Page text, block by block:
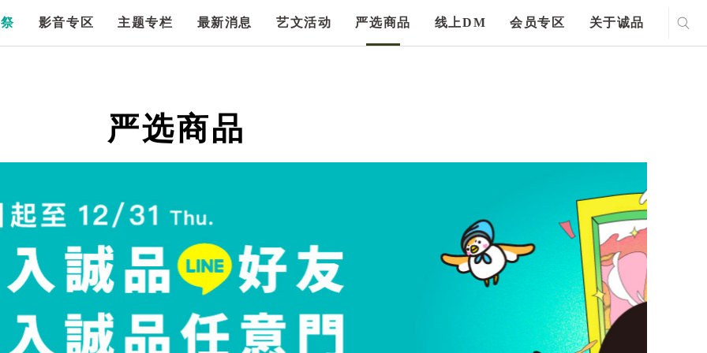
影音专区 主题专栏 最新消息 艺文活动 严选商品 线上DM 会员专区 关于诚品
严选商品